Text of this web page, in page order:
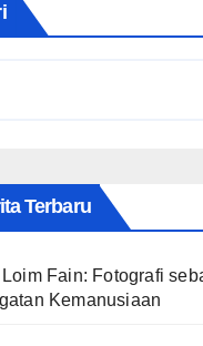
Terbaru
Fain: Fotografi
Kemanusiaan